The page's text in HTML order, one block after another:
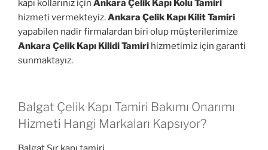
kapı kollarınız için Ankara Çelik Kapı Kolu Tamiri
hizmeti vermekteyiz.Ankara Çelik Kapı Kilit Tamiri
yapabilen nadir firmalardan biri olup müşterilerimize
Ankara Çelik Kapı Kilidi Tamiri hizmetimiz için garanti
sunmaktayız.
Balgat Çelik Kapı Tamiri Bakımı Onarımı
Hizmeti Hangi Markaları Kapsıyor?